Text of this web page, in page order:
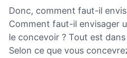
Donc, comment faut-il
Comment faut-il envisager
le concevoir ? Tout est
Selon ce que vous